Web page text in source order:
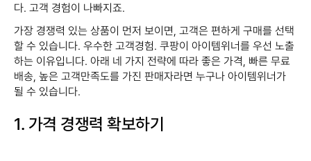
다. 고객 경험이 나빠지죠.
가장 경쟁력 있는 상품이 먼저 보이면, 고객은 편하게 구매를 선택​
할 수 있습니다. 우수한 고객경험. 쿠팡이 아이템위너를 우선 노출
하는 이유입니다. 아래 네 가지 전략에 따라 좋은 가격, 빠른 무료
배송, 높은 고객만족도를 가진 판매자라면 누구나 아이템위너가
될 수 있습니다.
1. 가격 경쟁력 확보하기